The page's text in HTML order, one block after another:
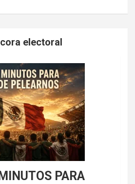
electoral
PARA